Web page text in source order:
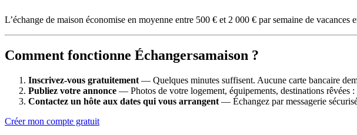
L’échange de maison économise en moyenne entre 500 € et 2 000 € par semaine de
Comment fonctionne Échangersamaison ?
Inscrivez-vous gratuitement — Quelques minutes suffisent. Aucune carte bancaire
Publiez votre annonce — Photos de votre logement, équipements, destinations rêvées
Contactez un hôte aux dates qui vous arrangent — Échangez par messagerie
Créer mon compte gratuit